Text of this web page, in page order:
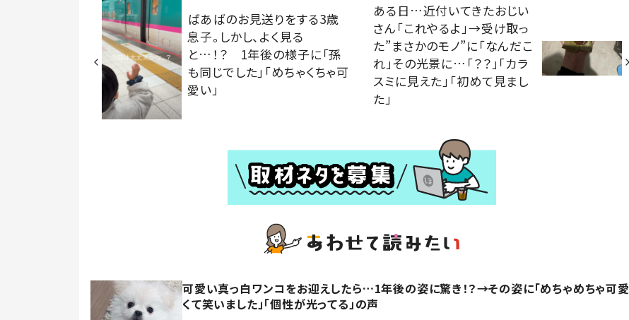
ばあばのお見送りをする3歳
息子。しかし、よく見る
と…！？ 1年後の様子に「孫
も同じでした」「めちゃくちゃ可
愛い」
ある日…近付いてきたおじい
さん「これやるよ」→受け取っ
た”まさかのモノ”に「なんだこ
れ」その光景に…「？？」「カラ
スミに見えた」「初めて見まし
た」
可愛い真っ白ワンコをお迎えしたら…1年後の姿に驚き！？→その姿に「めちゃめちゃ可愛
くて笑いました」「個性が光ってる」の声